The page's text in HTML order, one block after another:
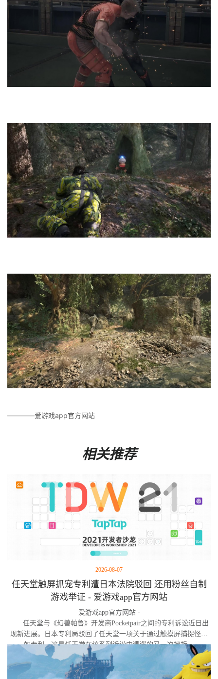
————爱游戏app官方网站
相关推荐
2026-08-07
任天堂触屏抓宠专利遭日本法院驳回 还用粉丝自制
游戏举证 - 爱游戏app官方网站
爱游戏app官方网站 -
任天堂与《幻兽帕鲁》开发商Pocketpair之间的专利诉讼近日出
现新进展。日本专利局驳回了任天堂一项关于通过触摸屏捕捉怪物
的专利，这是任天堂在该系列诉讼中遭遇的又一次挫折。